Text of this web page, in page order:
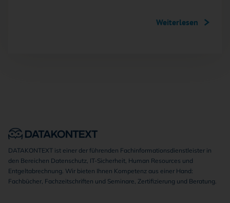
Weiterlesen
DATAKONTEXT ist einer der führenden Fachinformationsdienstleister in
den Bereichen Datenschutz, IT-Sicherheit, Human Resources und
Entgeltabrechnung. Wir bieten Ihnen Kompetenz aus einer Hand:
Fachbücher, Fachzeitschriften und Seminare, Zertifizierung und Beratung.